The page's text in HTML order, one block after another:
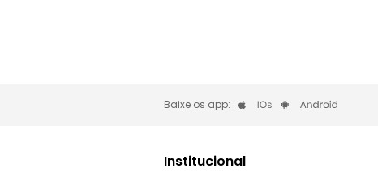
Baixe os app:
Institucional